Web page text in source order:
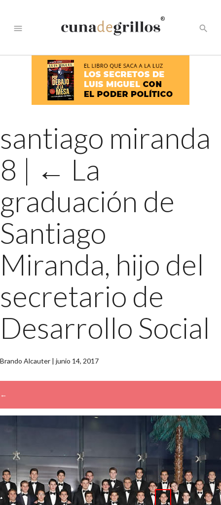
menu
®
search
santiago miranda
8 | ← La
graduación de
Santiago
Miranda, hijo del
secretario de
Desarrollo Social
Brando Alcauter | junio 14, 2017
←